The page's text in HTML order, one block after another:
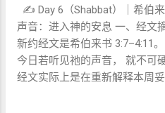
同。 三、探子真正的罪是什
缺乏信心。 这是对的， 但还不
记14:11 神说： לֹא־יַאֲמִינוּ בִי “他们不信我。” 词根： אמן 后来
形成： אֱמוּנָה（信实） נֶאֱמָן（忠信） אָמֵן（阿们） 因此问题
不仅是： 相不相信神存在。 而
✍️ Day 6（Shabbat）｜希伯
声音：进入神的安息 一、经文
新约经文是希伯来书 3:7–4:11
今日若听见祂的声音， 就不可
经文实际上是在重新解释本周